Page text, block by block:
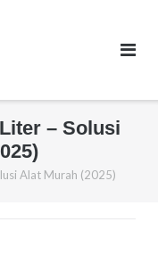
– Solusi
Alat Murah (2025)